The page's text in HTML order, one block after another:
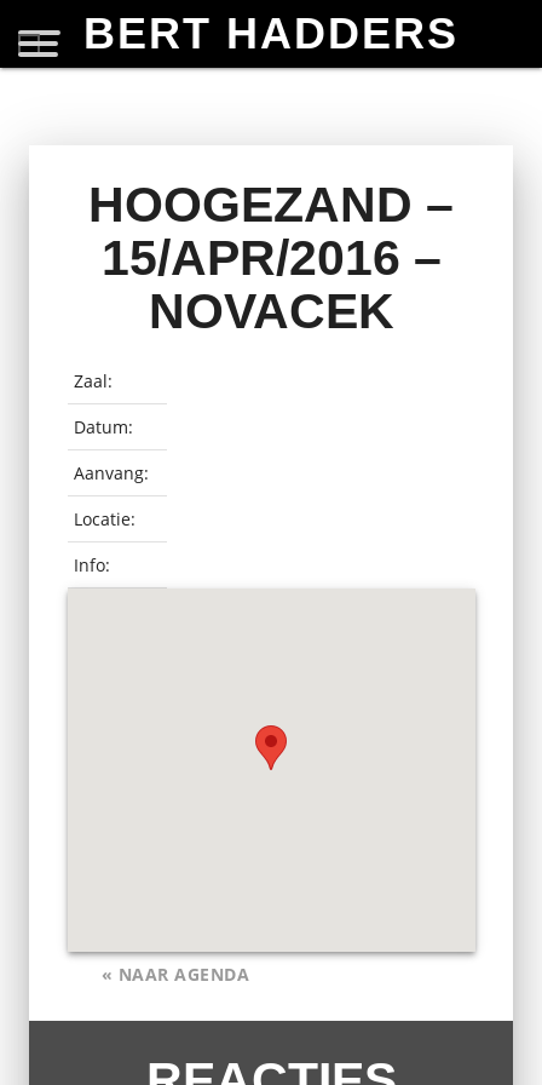
BERT HADDERS
HOOGEZAND –
15/APR/2016 –
NOVACEK
Zaal:
Datum:
Aanvang:
Locatie:
Info:
« NAAR AGENDA